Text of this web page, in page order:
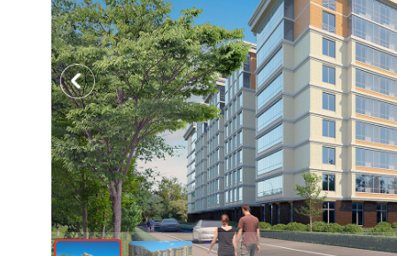
Previous